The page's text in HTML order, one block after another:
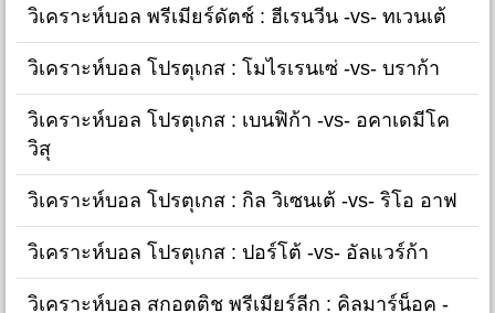
วิเคราะห์บอล พรีเมียร์ดัตช์ : ฮีเรนวีน -vs- ทเวนเต้
วิเคราะห์บอล โปรตุเกส : โมไรเรนเซ่ -vs- บราก้า
วิเคราะห์บอล โปรตุเกส : เบนฟิก้า -vs- อคาเดมีโค
วิสุ
วิเคราะห์บอล โปรตุเกส : กิล วิเซนเต้ -vs- ริโอ อาฟ
วิเคราะห์บอล โปรตุเกส : ปอร์โต้ -vs- อัลแวร์ก้า
วิเคราะห์บอล สกอตติช พรีเมียร์ลีก : คิลมาร์น็อค -